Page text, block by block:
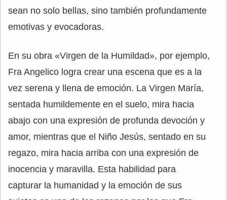
sean no solo bellas, sino también profundamente
emotivas y evocadoras.
En su obra «Virgen de la Humildad», por ejemplo,
Fra Angelico logra crear una escena que es a la
vez serena y llena de emoción. La Virgen María,
sentada humildemente en el suelo, mira hacia
abajo con una expresión de profunda devoción y
amor, mientras que el Niño Jesús, sentado en su
regazo, mira hacia arriba con una expresión de
inocencia y maravilla. Esta habilidad para
capturar la humanidad y la emoción de sus